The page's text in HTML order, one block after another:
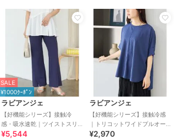
SALE
¥1000ｸｰﾎﾟﾝ
ラビアンジェ
【好機能シリーズ】接触冷
感・吸水速乾｜ツイストスリ
ット美脚パンツ
¥5,544
ラビアンジェ
【好機能シリーズ】接触冷感
｜トリコットワイドプルオー
バー｜盛夏も涼しく上品に/洗
¥2,970